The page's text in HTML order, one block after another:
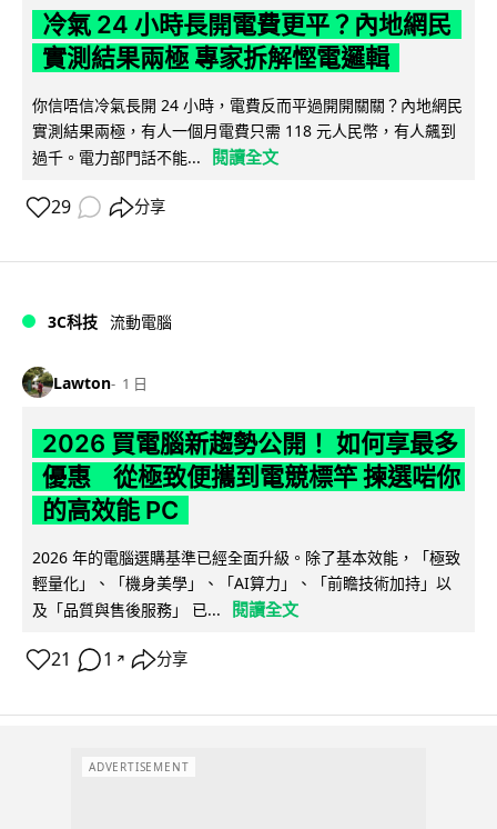
冷氣 24 小時長開電費更平？內地網民
實測結果兩極 專家拆解慳電邏輯
你信唔信冷氣長開 24 小時，電費反而平過開開關關？內地網民
實測結果兩極，有人一個月電費只需 118 元人民幣，有人飆到
過千。電力部門話不能...
閱讀全文
29 分享
3C科技 流動電腦
Lawton 1 日
2026 買電腦新趨勢公開！ 如何享最多
優惠 從極致便攜到電競標竿 揀選啱你
的高效能 PC
2026 年的電腦選購基準已經全面升級。除了基本效能，「極致
輕量化」、「機身美學」、「AI算力」、「前瞻技術加持」以
及「品質與售後服務」 已...
閱讀全文
21 1 ↗ 分享
ADVERTISEMENT